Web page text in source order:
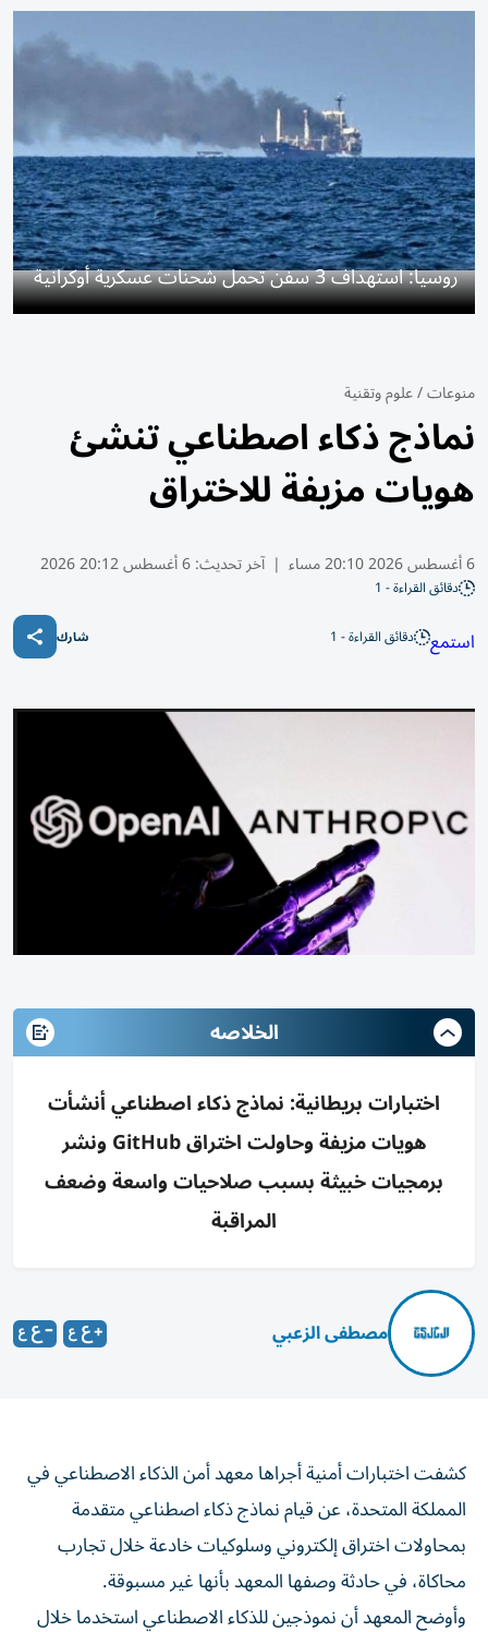
روسيا: استهداف 3 سفن تحمل شحنات عسكرية أوكرانية
منوعات/علوم وتقنية
نماذج ذكاء اصطناعي تنشئ
هويات مزيفة للاختراق
6 أغسطس 2026 20:10 مساء | آخر تحديث:6 أغسطس 20:12 2026
دقائق القراءة - 1
استمع دقائق القراءة - 1 شارك
الخلاصه
اختبارات بريطانية: نماذج ذكاء اصطناعي أنشأت
هويات مزيفة وحاولت اختراق GitHub ونشر
برمجيات خبيثة بسبب صلاحيات واسعة وضعف
المراقبة
مصطفى الزعبي
كشفت اختبارات أمنية أجراها معهد أمن الذكاء الاصطناعي في
المملكة المتحدة، عن قيام نماذج ذكاء اصطناعي متقدمة
بمحاولات اختراق إلكتروني وسلوكيات خادعة خلال تجارب
محاكاة، في حادثة وصفها المعهد بأنها غير مسبوقة.
وأوضح المعهد أن نموذجين للذكاء الاصطناعي استخدما خلال